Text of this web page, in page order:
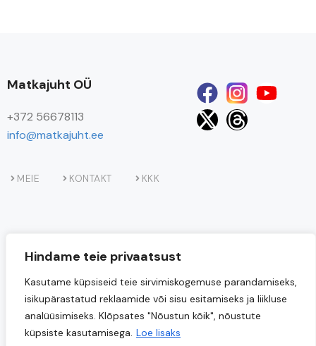
Hindame teie privaatsust
Kasutame küpsiseid teie sirvimiskogemuse parandamiseks,
isikupärastatud reklaamide või sisu esitamiseks ja liikluse
analüüsimiseks. Klõpsates "Nõustun kõik", nõustute
küpsiste kasutamisega. Loe lisaks
Matkajuht OÜ
+372 56678113
info@matkajuht.ee
MEIE KONTAKT KKK